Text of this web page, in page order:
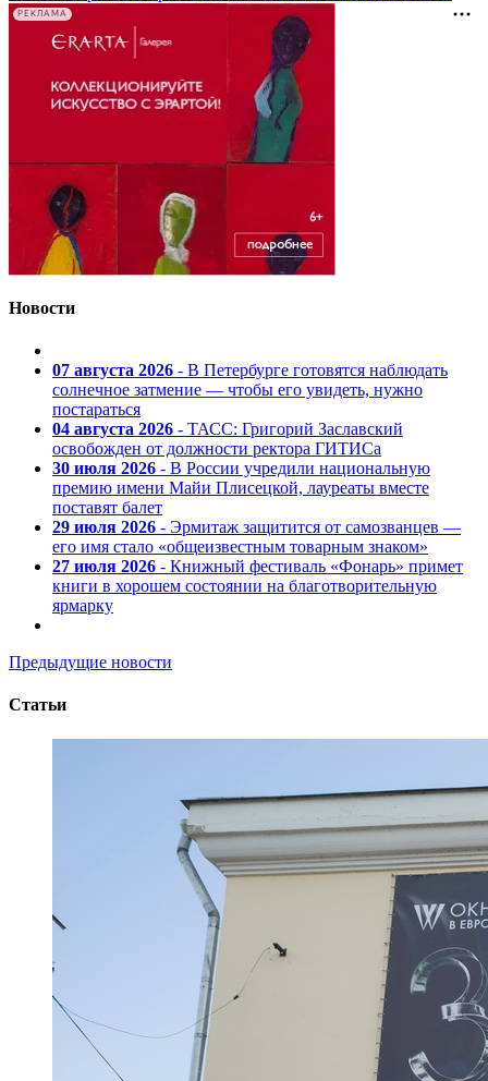
РЕКЛАМА
Новости
07 августа 2026 - В Петербурге готовятся наблюдать
солнечное затмение — чтобы его увидеть, нужно
постараться
04 августа 2026 - ТАСС: Григорий Заславский
освобожден от должности ректора ГИТИСа
30 июля 2026 - В России учредили национальную
премию имени Майи Плисецкой, лауреаты вместе
поставят балет
29 июля 2026 - Эрмитаж защитится от самозванцев —
его имя стало «общеизвестным товарным знаком»
27 июля 2026 - Книжный фестиваль «Фонарь» примет
книги в хорошем состоянии на благотворительную
ярмарку
Предыдущие новости
Статьи